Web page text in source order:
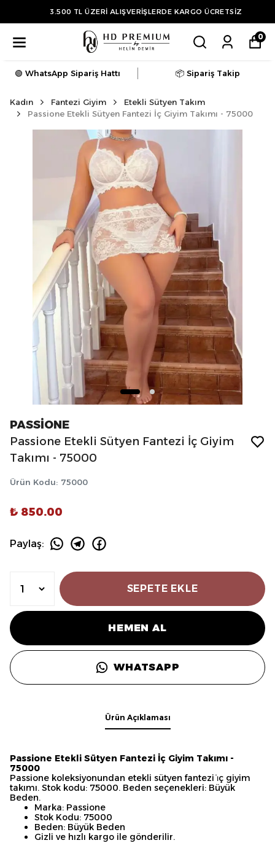
3.500 TL ÜZERİ ALIŞVERİŞLERDE KARGO ÜCRETSİZ
0
🟢 WhatsApp Sipariş Hattı 📦 Sipariş Takip
Kadın Fantezi Giyim
Etekli Sütyen Takım
Passione Etekli Sütyen Fantezi İç Giyim Takımı - 75000
PASSİONE
Passione Etekli Sütyen Fantezi İç Giyim
Takımı - 75000
Ürün Kodu: 75000
₺ 850.00
Paylaş:
SEPETE EKLE
HEMEN AL
WHATSAPP
Ürün Açıklaması
Passione Etekli Sütyen Fantezi İç Giyim Takımı -
75000
Passione koleksiyonundan etekli sütyen fantezi i̇ç giyim
takımı. Stok kodu: 75000. Beden seçenekleri: Büyük
Beden.
Marka: Passione
Stok Kodu: 75000
Beden: Büyük Beden
Gizli ve hızlı kargo ile gönderilir.